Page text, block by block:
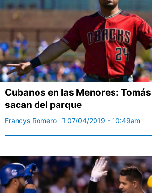
Cubanos en las Menores:
sacan del parque
Francys Romero 07/04/2019 - 10:49am